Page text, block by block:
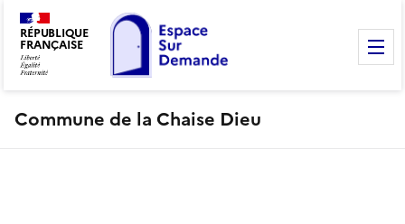
RÉPUBLIQUE
FRANÇAISE
Commune de la Chaise Dieu